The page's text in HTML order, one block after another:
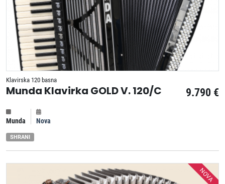
Klavirska 120 basna
9.790 €
Munda Klavirka GOLD V. 120/C
Munda Nova
SHRANI
NOVA